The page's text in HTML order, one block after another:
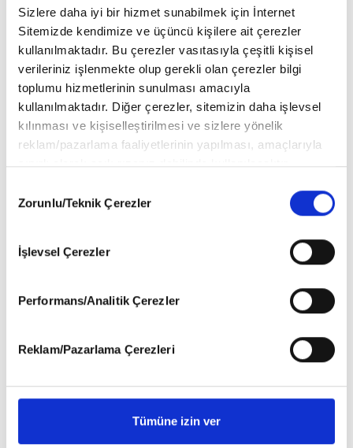
Sizlere daha iyi bir hizmet sunabilmek için İnternet
Sitemizde kendimize ve üçüncü kişilere ait çerezler
kullanılmaktadır. Bu çerezler vasıtasıyla çeşitli kişisel
verileriniz işlenmekte olup gerekli olan çerezler bilgi
toplumu hizmetlerinin sunulması amacıyla
kullanılmaktadır. Diğer çerezler, sitemizin daha işlevsel
kılınması ve kişiselleştirilmesi ve sizlere yönelik
reklam/pazarlama faaliyetlerinin yapılması, amaçlarıyla
sınırlı olarak açık rızanız dahilinde kullanılacaktır.
vasıtasıyla belirleyebilirsiniz. Çerezlere ilişkin detaylı bilgi
Çerez Bilgilendirme
6698 sayılı Kişisel Verilerin Korunması Kanunu uyarınca
okumak ve sitemizi ziyaretiniz kapsamında
gerçekleştirilen veri işleme faaliyetleri ile ilgili daha
Selection
Zorunlu/Teknik Çerezler
İşlevsel Çerezler
Performans/Analitik Çerezler
Reklam/Pazarlama Çerezleri
Tümüne izin ver